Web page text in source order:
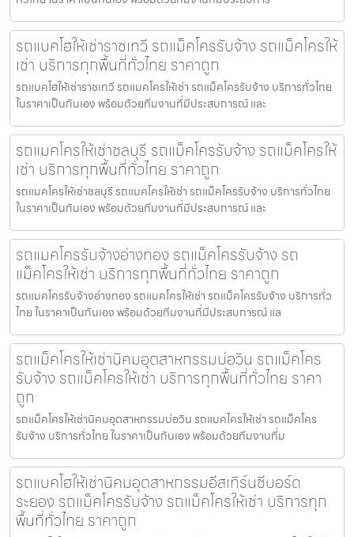
รถแบคโฮให้เช่าราชเทวี รถแม็คโครรับจ้าง รถแม็คโครให้
เช่า บริการทุกพื้นที่ทั่วไทย ราคาถูก
รถแบคโฮให้เช่าราชเทวี รถแมคโครให้เช่า รถแม็คโครรับจ้าง บริการทั่วไทย
ในราคาเป็นกันเอง พร้อมด้วยทีมงานที่มีประสบการณ์ และ
รถแมคโครให้เช่าชลบุรี รถแม็คโครรับจ้าง รถแม็คโครให้
เช่า บริการทุกพื้นที่ทั่วไทย ราคาถูก
รถแมคโครให้เช่าชลบุรี รถแมคโครให้เช่า รถแม็คโครรับจ้าง บริการทั่วไทย
ในราคาเป็นกันเอง พร้อมด้วยทีมงานที่มีประสบการณ์ และ
รถแมคโครรับจ้างอ่างทอง รถแม็คโครรับจ้าง รถ
แม็คโครให้เช่า บริการทุกพื้นที่ทั่วไทย ราคาถูก
รถแมคโครรับจ้างอ่างทอง รถแมคโครให้เช่า รถแม็คโครรับจ้าง บริการทั่ว
ไทย ในราคาเป็นกันเอง พร้อมด้วยทีมงานที่มีประสบการณ์ แล
รถแม็คโครให้เช่านิคมอุตสาหกรรมบ่อวิน รถแม็คโคร
รับจ้าง รถแม็คโครให้เช่า บริการทุกพื้นที่ทั่วไทย ราคา
ถูก
รถแม็คโครให้เช่านิคมอุตสาหกรรมบ่อวิน รถแมคโครให้เช่า รถแม็คโคร
รับจ้าง บริการทั่วไทย ในราคาเป็นกันเอง พร้อมด้วยทีมงานที่ม
รถแบคโฮให้เช่านิคมอุตสาหกรรมอีสเทิร์นซีบอร์ด
ระยอง รถแม็คโครรับจ้าง รถแม็คโครให้เช่า บริการทุก
พื้นที่ทั่วไทย ราคาถูก